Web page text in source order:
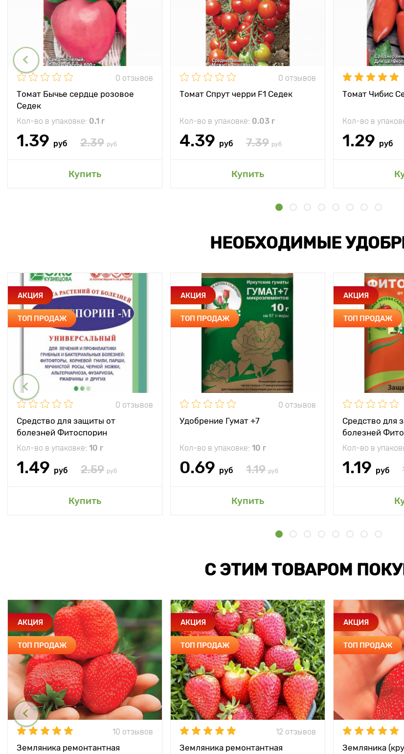
0 отзывов
Томат Бычье сердце розовое
Седек
Кол-во в упаковке: 0.1 г
1.39 руб 2.39 руб
Купить
0 отзывов
Томат Спрут черри F1 Седек
Кол-во в упаковке: 0.03 г
4.39 руб 7.39 руб
Купить
Томат Чибис
Кол-во в
1.29 руб
НЕОБХОДИМЫЕ
АКЦИЯ
ТОП ПРОДАЖ
0 отзывов
Средство для защиты от
болезней Фитоспорин
Кол-во в упаковке: 10 г
1.49 руб 2.59 руб
Купить
АКЦИЯ
ТОП ПРОДАЖ
0 отзывов
Удобрение Гумат +7
Кол-во в упаковке: 10 г
0.69 руб 1.19 руб
Купить
АКЦИЯ
ТОП ПРОДАЖ
Средство для
болезней
Кол-во в
1.19 руб
С ЭТИМ ТОВАРОМ
АКЦИЯ
ТОП ПРОДАЖ
10 отзывов
Земляника ремонтантная
АКЦИЯ
ТОП ПРОДАЖ
12 отзывов
Земляника ремонтантная
АКЦИЯ
ТОП ПРОДАЖ
Земляника